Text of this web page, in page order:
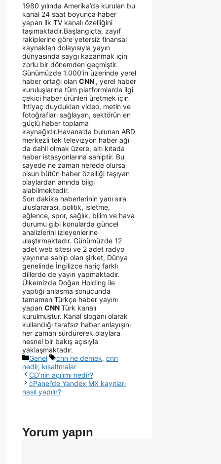
1980 yılında Amerika’da kurulan bu
kanal 24 saat boyunca haber
yapan ilk TV kanalı özelliğini
taşımaktadır.Başlangıçta, zayıf
rakiplerine göre yetersiz finansal
kaynakları dolayısıyla yayın
dünyasında saygı kazanmak için
zorlu bir dönemden geçmiştir.
Günümüzde 1.000’in üzerinde yerel
haber ortağı olan CNN , yerel haber
kuruluşlarına tüm platformlarda ilgi
çekici haber ürünleri üretmek için
ihtiyaç duydukları video, metin ve
fotoğrafları sağlayan, sektörün en
güçlü haber toplama
kaynağıdır.Havana’da bulunan ABD
merkezli tek televizyon haber ağı
da dahil olmak üzere, altı kıtada
haber istasyonlarına sahiptir. Bu
sayede ne zaman nerede olursa
olsun bütün haber özelliği taşıyan
olaylardan anında bilgi
alabilmektedir.
Son dakika haberlerinin yanı sıra
uluslararası, politik, işletme,
eğlence, spor, sağlık, bilim ve hava
durumu gibi konularda güncel
analizlerini izleyenlerine
ulaştırmaktadır. Günümüzde 12
adet web sitesi ve 2 adet radyo
yayınına sahip olan şirket, Dünya
genelinde İngilizce hariç farklı
dillerde de yayın yapmaktadır.
Ülkemizde Doğan Holding ile
yaptığı anlaşma sonucunda
tamamen Türkçe haber yayını
yapan CNNTürk kanalı
kurulmuştur. Kanal sloganı olarak
kullandığı tarafsız haber anlayışını
her zaman sürdürerek olaylara
nesnel bir bakış açısıyla
yaklaşmaktadır.
Genel
cnn ne demek, cnn
nedir, kısaltmalar
CD’nin açılımı nedir?
cPanel’de Yandex MX kayıtları
nasıl yapılır?
Yorum yapın